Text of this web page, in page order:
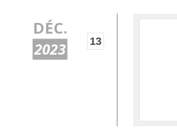
DÉC.
2023 13